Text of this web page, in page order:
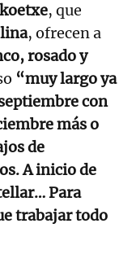
, que
, ofrecen a
rosado y
“muy largo ya
con
más o
de
A inicio de
Para
trabajar todo